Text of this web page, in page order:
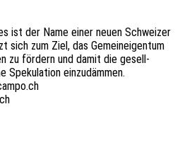
ist der Name einer neuen Schwei­zer
zum Ziel, das Gemein­ei­gen­tum
zu fördern und damit die gesell­
Speku­la­ti­on einzudämmen.